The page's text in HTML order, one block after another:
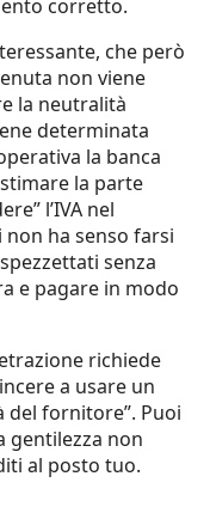
corretto.
che però
non viene
la neutralità
determinata
la banca
la parte
l’IVA nel
ha senso farsi
senza
e pagare in modo
richiede
a usare un
fornitore”. Puoi
gentilezza non
al posto tuo.